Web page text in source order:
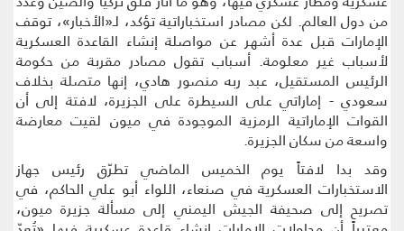
من دول العالم. لكن مصادر استخباراتية تؤكد، لـ«الأخبار»، توقف
الإمارات قبل عدة أشهر عن مواصلة إنشاء القاعدة العسكرية
لأسباب غير معلومة. أسباب تقول مصادر مقربة من حكومة
الرئيس المستقيل، عبد ربه منصور هادي، إنها متصلة بخلاف
سعودي - إماراتي على السيطرة على الجزيرة، لافتة إلى أن
القوات الإماراتية الرمزية الموجودة في ميون لقيت معارضة
واسعة من سكان الجزيرة.
وقد بدا لافتاً يوم الخميس الماضي تطرّق رئيس جهاز
الاستخبارات العسكرية في صنعاء، اللواء أبو علي الحاكم، في
تصريح إلى صحيفة الجيش اليمني إلى مسألة جزيرة ميون،